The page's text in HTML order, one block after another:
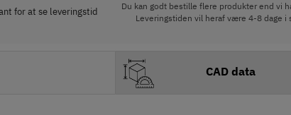
for at se leveringstid
Du kan godt bestille flere produkter end vi
Leveringstiden vil heraf være 4-8 dage i
CAD data